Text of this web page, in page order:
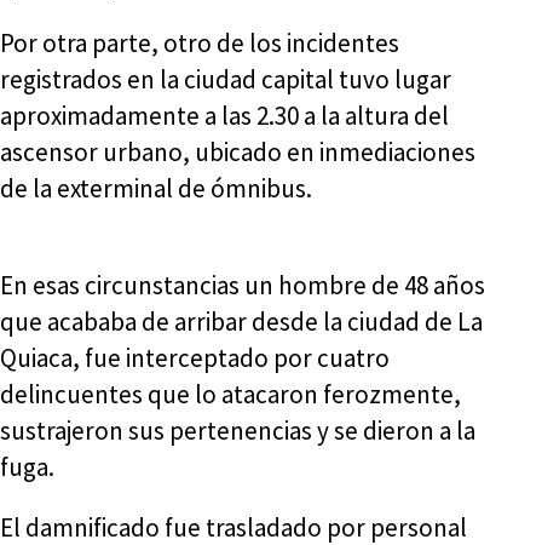
Por otra parte, otro de los incidentes
registrados en la ciudad capital tuvo lugar
aproximadamente a las 2.30 a la altura del
ascensor urbano, ubicado en inmediaciones
de la exterminal de ómnibus.
En esas circunstancias un hombre de 48 años
que acababa de arribar desde la ciudad de La
Quiaca, fue interceptado por cuatro
delincuentes que lo atacaron ferozmente,
sustrajeron sus pertenencias y se dieron a la
fuga.
El damnificado fue trasladado por personal